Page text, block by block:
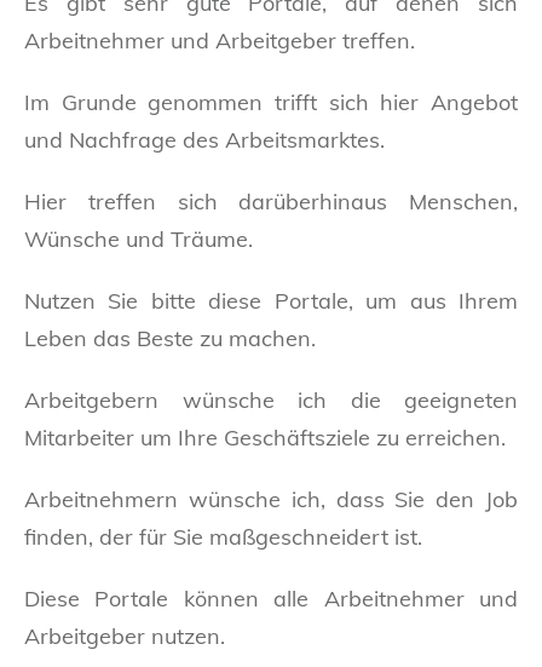
Arbeitnehmer und Arbeitgeber treffen.
Im Grunde genommen trifft sich hier Angebot
und Nachfrage des Arbeitsmarktes.
Hier treffen sich darüberhinaus Menschen,
Wünsche und Träume.
Nutzen Sie bitte diese Portale, um aus Ihrem
Leben das Beste zu machen.
Arbeitgebern wünsche ich die geeigneten
Mitarbeiter um Ihre Geschäftsziele zu erreichen.
Arbeitnehmern wünsche ich, dass Sie den Job
finden, der für Sie maßgeschneidert ist.
Diese Portale können alle Arbeitnehmer und
Arbeitgeber nutzen.